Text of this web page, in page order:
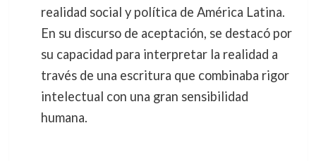
realidad social y política de América Latina.
En su discurso de aceptación, se destacó por
su capacidad para interpretar la realidad a
través de una escritura que combinaba rigor
intelectual con una gran sensibilidad
humana.